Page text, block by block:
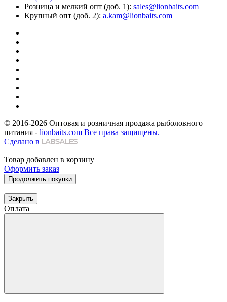
Розница и мелкий опт (доб. 1): sales@lionbaits.com
Крупный опт (доб. 2): a.kam@lionbaits.com
© 2016-2026 Оптовая и розничная продажа рыболовного
питания - lionbaits.com Все права защищены.
Сделано в
Товар добавлен в корзину
Оформить заказ
Продолжить покупки
Закрыть
Оплата